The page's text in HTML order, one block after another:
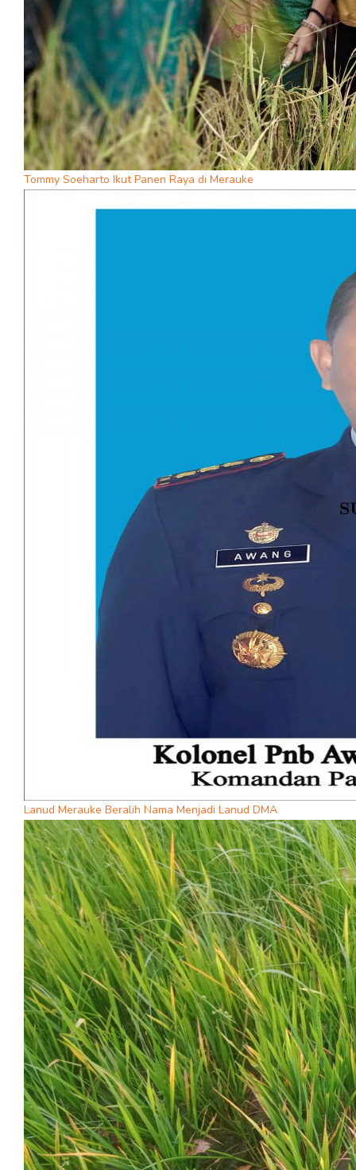
Tommy Soeharto Ikut Panen Raya di Merauke
Lanud Merauke Beralih Nama Menjadi Lanud DMA